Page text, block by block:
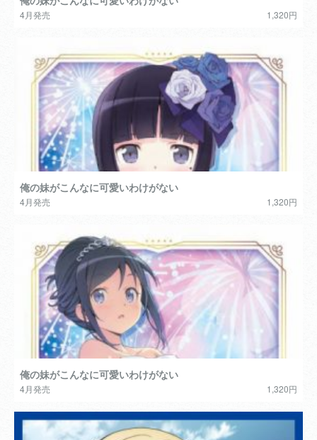
4月発売 1,320円
俺の妹がこんなに可愛いわけがない
4月発売 1,320円
俺の妹がこんなに可愛いわけがない
4月発売 1,320円